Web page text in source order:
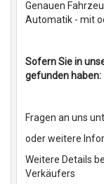
Genauen
Automatik - mit
Sofern Sie in
gefunden haben:
Fragen an uns
oder weitere
Weitere Details
Verkäufers